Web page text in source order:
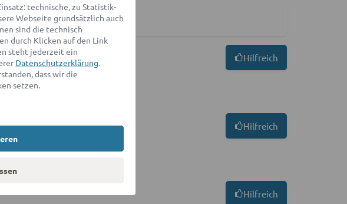
Hilfreich
Hilfreich
Hilfreich
technische, zu Statistik-
Webseite grundsätzlich auch
sind die technisch
durch Klicken auf den Link
steht jederzeit ein
Datenschutzerklärung.
dass wir die
setzen.